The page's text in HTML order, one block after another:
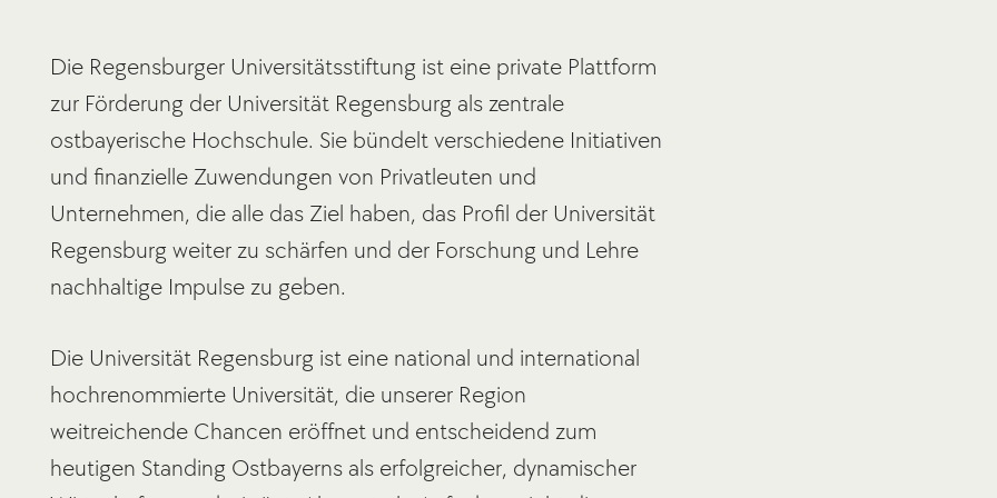
Die Regensburger Universitätsstiftung ist eine private Plattform
zur Förderung der Universität Regensburg als zentrale
ostbayerische Hochschule. Sie bündelt verschiedene Initiativen
und finanzielle Zuwendungen von Privatleuten und
Unternehmen, die alle das Ziel haben, das Profil der Universität
Regensburg weiter zu schärfen und der Forschung und Lehre
nachhaltige Impulse zu geben.
Die Universität Regensburg ist eine national und international
hochrenommierte Universität, die unserer Region
weitreichende Chancen eröffnet und entscheidend zum
heutigen Standing Ostbayerns als erfolgreicher, dynamischer